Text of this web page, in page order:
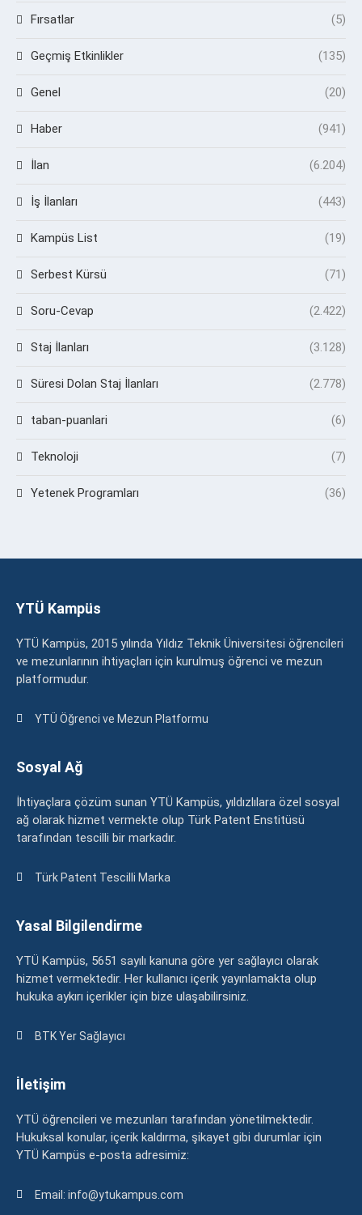
Fırsatlar (5)
Geçmiş Etkinlikler (135)
Genel (20)
Haber (941)
İlan (6.204)
İş İlanları (443)
Kampüs List (19)
Serbest Kürsü (71)
Soru-Cevap (2.422)
Staj İlanları (3.128)
Süresi Dolan Staj İlanları (2.778)
taban-puanlari (6)
Teknoloji (7)
Yetenek Programları (36)
YTÜ Kampüs
YTÜ Kampüs, 2015 yılında Yıldız Teknik Üniversitesi öğrencileri
ve mezunlarının ihtiyaçları için kurulmuş öğrenci ve mezun
platformudur.
YTÜ Öğrenci ve Mezun Platformu
Sosyal Ağ
İhtiyaçlara çözüm sunan YTÜ Kampüs, yıldızlılara özel sosyal
ağ olarak hizmet vermekte olup Türk Patent Enstitüsü
tarafından tescilli bir markadır.
Türk Patent Tescilli Marka
Yasal Bilgilendirme
YTÜ Kampüs, 5651 sayılı kanuna göre yer sağlayıcı olarak
hizmet vermektedir. Her kullanıcı içerik yayınlamakta olup
hukuka aykırı içerikler için bize ulaşabilirsiniz.
BTK Yer Sağlayıcı
İletişim
YTÜ öğrencileri ve mezunları tarafından yönetilmektedir.
Hukuksal konular, içerik kaldırma, şikayet gibi durumlar için
YTÜ Kampüs e-posta adresimiz:
Email: info@ytukampus.com